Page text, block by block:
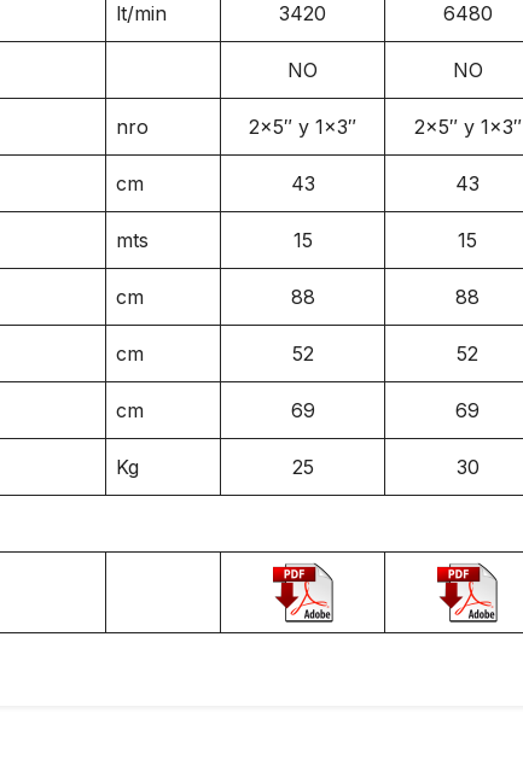
lt/min 3420 6480
NO NO
nro 2×5″ y 1×3″ 2×5″ y 1×3″
cm 43 43
mts 15 15
cm 88 88
cm 52 52
cm 69 69
Kg 25 30